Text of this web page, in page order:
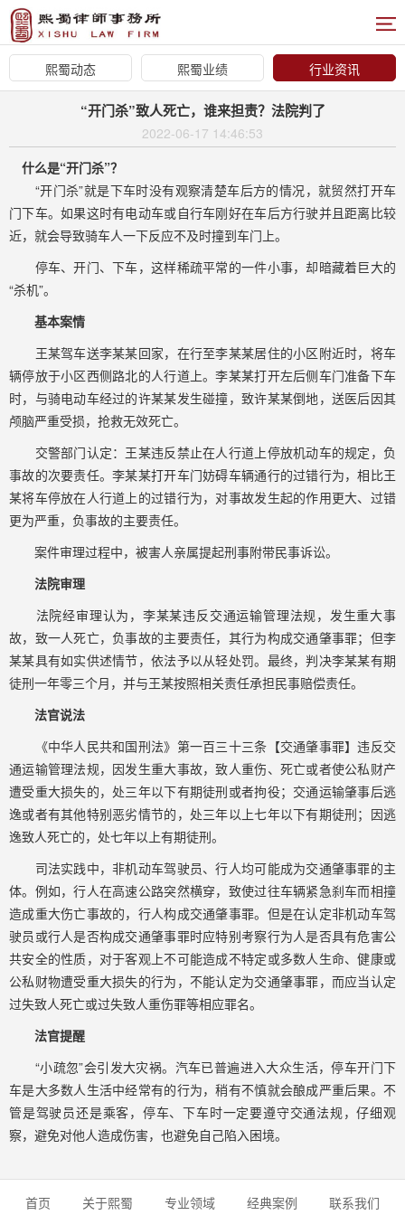
熙蜀动态 熙蜀业绩 行业资讯
“开门杀”致人死亡，谁来担责？法院判了
2022-06-17 14:46:53
什么是“开门杀”？
“开门杀”就是下车时没有观察清楚车后方的情况，就贸然打开车
门下车。如果这时有电动车或自行车刚好在车后方行驶并且距离比较
近，就会导致骑车人一下反应不及时撞到车门上。
停车、开门、下车，这样稀疏平常的一件小事，却暗藏着巨大的
“杀机”。
基本案情
王某驾车送李某某回家，在行至李某某居住的小区附近时，将车
辆停放于小区西侧路北的人行道上。李某某打开左后侧车门准备下车
时，与骑电动车经过的许某某发生碰撞，致许某某倒地，送医后因其
颅脑严重受损，抢救无效死亡。
交警部门认定：王某违反禁止在人行道上停放机动车的规定，负
事故的次要责任。李某某打开车门妨碍车辆通行的过错行为，相比王
某将车停放在人行道上的过错行为，对事故发生起的作用更大、过错
更为严重，负事故的主要责任。
案件审理过程中，被害人亲属提起刑事附带民事诉讼。
法院审理
法院经审理认为，李某某违反交通运输管理法规，发生重大事
故，致一人死亡，负事故的主要责任，其行为构成交通肇事罪；但李
某某具有如实供述情节，依法予以从轻处罚。最终，判决李某某有期
徒刑一年零三个月，并与王某按照相关责任承担民事赔偿责任。
法官说法
《中华人民共和国刑法》第一百三十三条【交通肇事罪】违反交
通运输管理法规，因发生重大事故，致人重伤、死亡或者使公私财产
遭受重大损失的，处三年以下有期徒刑或者拘役；交通运输肇事后逃
逸或者有其他特别恶劣情节的，处三年以上七年以下有期徒刑；因逃
逸致人死亡的，处七年以上有期徒刑。
司法实践中，非机动车驾驶员、行人均可能成为交通肇事罪的主
体。例如，行人在高速公路突然横穿，致使过往车辆紧急刹车而相撞
造成重大伤亡事故的，行人构成交通肇事罪。但是在认定非机动车驾
驶员或行人是否构成交通肇事罪时应特别考察行为人是否具有危害公
共安全的性质，对于客观上不可能造成不特定或多数人生命、健康或
公私财物遭受重大损失的行为，不能认定为交通肇事罪，而应当认定
过失致人死亡或过失致人重伤罪等相应罪名。
法官提醒
“小疏忽”会引发大灾祸。汽车已普遍进入大众生活，停车开门下
车是大多数人生活中经常有的行为，稍有不慎就会酿成严重后果。不
管是驾驶员还是乘客，停车、下车时一定要遵守交通法规，仔细观
察，避免对他人造成伤害，也避免自己陷入困境。
首页 关于熙蜀 专业领域 经典案例 联系我们